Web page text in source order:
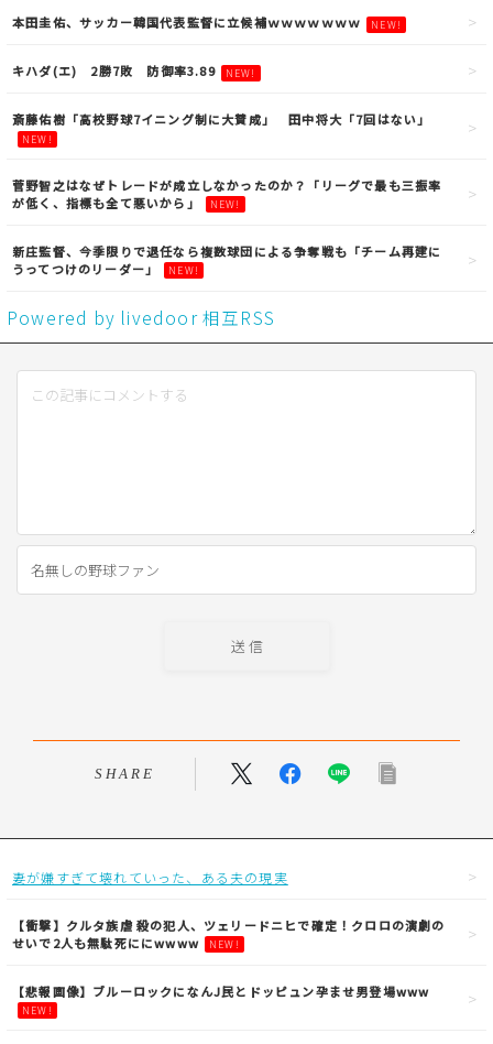
本田圭佑、サッカー韓国代表監督に立候補ｗｗｗｗｗｗｗ NEW!
キハダ(エ) 2勝7敗 防御率3.89 NEW!
斎藤佑樹「高校野球7イニング制に大賛成」 田中将大「7回はない」
NEW!
菅野智之はなぜトレードが成立しなかったのか？「リーグで最も三振率
が低く、指標も全て悪いから」
NEW!
新庄監督、今季限りで退任なら複数球団による争奪戦も「チーム再建に
うってつけのリーダー」
NEW!
Powered by livedoor 相互RSS
SHARE
妻が嫌すぎて壊れていった、ある夫の現実
【衝撃】クルタ族虐 殺の犯人、ツェリードニヒで確定！クロロの演劇の
せいで2人も無駄死ににwwww
NEW!
【悲報画像】ブルーロックになんJ民とドッピュン孕ませ男登場www
NEW!